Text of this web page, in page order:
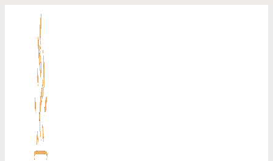
содержимому